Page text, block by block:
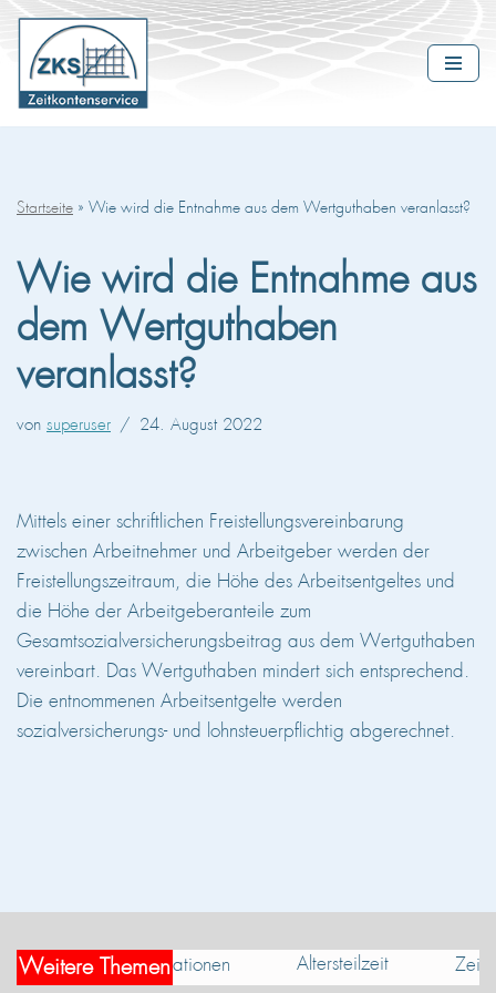
Zum
Inhalt
springen
Startseite » Wie wird die Entnahme aus dem Wertguthaben veranlasst?
Wie wird die Entnahme aus
dem Wertguthaben
veranlasst?
von superuser 24. August 2022
Mittels einer schriftlichen Freistellungsvereinbarung
zwischen Arbeitnehmer und Arbeitgeber werden der
Freistellungszeitraum, die Höhe des Arbeitsentgeltes und
die Höhe der Arbeitgeberanteile zum
Gesamtsozialversicherungsbeitrag aus dem Wertguthaben
vereinbart. Das Wertguthaben mindert sich entsprechend.
Die entnommenen Arbeitsentgelte werden
sozialversicherungs- und lohnsteuerpflichtig abgerechnet.
Weitere ThemenInformationen Altersteilzeit